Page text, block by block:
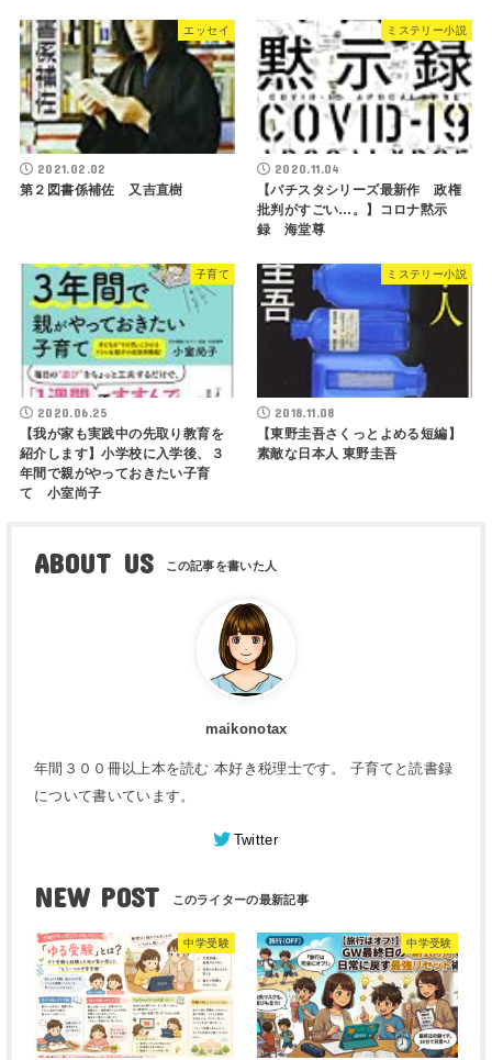
エッセイ
2021.02.02
第２図書係補佐 又吉直樹
ミステリー小説
2020.11.04
【バチスタシリーズ最新作 政権
批判がすごい…。】コロナ黙示
録 海堂尊
子育て
2020.06.25
【我が家も実践中の先取り教育を
紹介します】小学校に入学後、３
年間で親がやっておきたい子育
て 小室尚子
ミステリー小説
2018.11.08
【東野圭吾さくっとよめる短編】
素敵な日本人 東野圭吾
ABOUT US
maikonotax
年間３００冊以上本を読む 本好き税理士です。 子育てと読書録
について書いています。
Twitter
NEW POST
中学受験 中学受験